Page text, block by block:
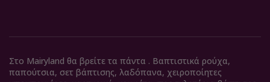
Στο Mairyland θα βρείτε τα πάντα . Βαπτιστικά ρούχα,
παπούτσια, σετ βάπτισης, λαδόπανα, χειροποίητες